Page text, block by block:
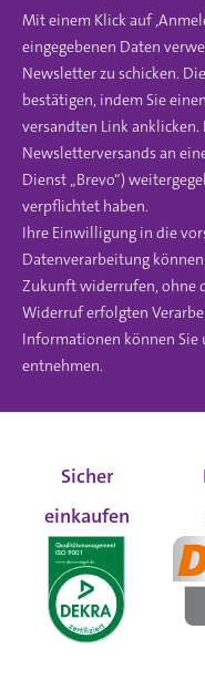
Mit einem Klick auf
eingegebenen Daten
Newsletter zu schicken.
bestätigen, indem Sie
versandten Link
Newsletterversands an
Dienst „Brevo“)
verpflichtet haben.
Ihre Einwilligung in die
Datenverarbeitung
Zukunft widerrufen, ohne
Widerruf erfolgten
Informationen können Sie
entnehmen.
Sicher
einkaufen